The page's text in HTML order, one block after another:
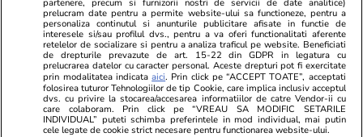
salarizării. Diminuare de până la
15.000 de lei
Politică 21 iul.
partenere, precum si furnizorii nostri de servicii de date analitice)
prelucram date pentru a permite website-ului sa functioneze, pentru a
personaliza continutul si anunturile publicitare afisate in functie de
interesele si/sau profilul dvs., pentru a va oferi functionalitati aferente
retelelor de socializare si pentru a analiza traficul pe website. Beneficiati
de drepturile prevazute de art. 15-22 din GDPR in legatura cu
prelucrarea datelor cu caracter personal. Aceste drepturi pot fi exercitate
prin modalitatea indicataaici. Prin click pe “ACCEPT TOATE”, acceptati
folosirea tuturor Tehnologiilor de tip Cookie, care implica inclusiv acceptul
dvs. cu privire la stocarea/accesarea informatiilor de catre Vendor-ii cu
care colaboram. Prin click pe “VREAU SA MODIFIC SETARILE
INDIVIDUAL” puteti schimba preferintele in mod individual, mai putin
cele legate de cookie strict necesare pentru functionarea website-ului.